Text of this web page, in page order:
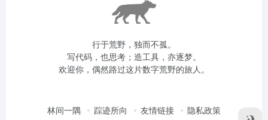
行于荒野，独而不孤。
写代码，也思考；造工具，亦逐梦。
欢迎你，偶然路过这片数字荒野的旅人。
林间一隅 踪迹所向 友情链接 隐私政策